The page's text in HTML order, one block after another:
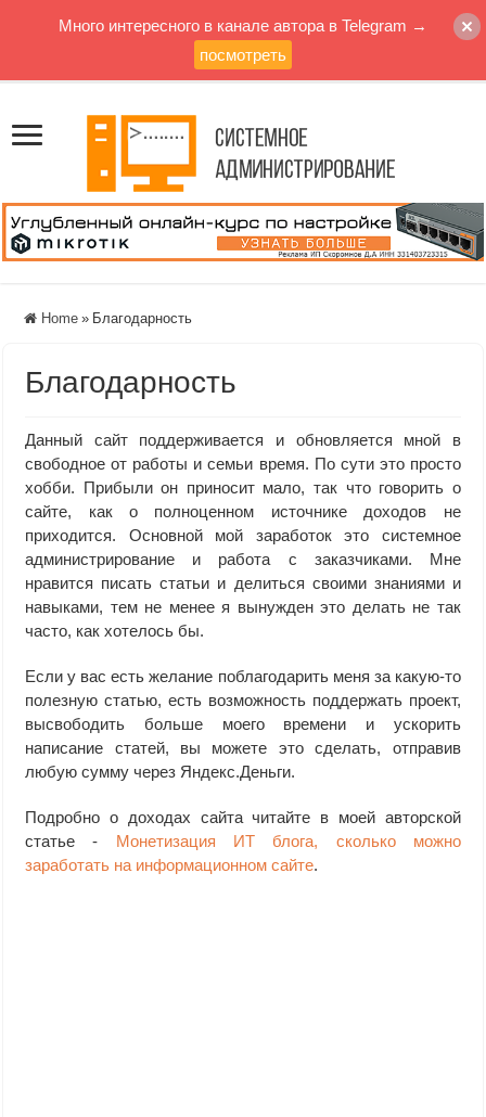
Home » Благодарность
Благодарность
Данный сайт поддерживается и обновляется мной в
свободное от работы и семьи время. По сути это просто
хобби. Прибыли он приносит мало, так что говорить о
сайте, как о полноценном источнике доходов не
приходится. Основной мой заработок это системное
администрирование и работа с заказчиками. Мне
нравится писать статьи и делиться своими знаниями и
навыками, тем не менее я вынужден это делать не так
часто, как хотелось бы.
Если у вас есть желание поблагодарить меня за какую-то
полезную статью, есть возможность поддержать проект,
высвободить больше моего времени и ускорить
написание статей, вы можете это сделать, отправив
любую сумму через Яндекс.Деньги.
Подробно о доходах сайта читайте в моей авторской
статье - Монетизация ИТ блога, сколько можно
заработать на информационном сайте.
Много интересного в канале автора в Telegram →
посмотреть